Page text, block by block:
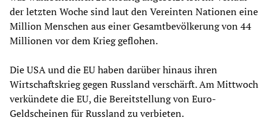
der letzten Woche sind laut den Vereinten Nationen eine
Million Menschen aus einer Gesamtbevölkerung von 44
Millionen vor dem Krieg geflohen.
Die USA und die EU haben darüber hinaus ihren
Wirtschaftskrieg gegen Russland verschärft. Am Mittwoch
verkündete die EU, die Bereitstellung von Euro-
Geldscheinen für Russland zu verbieten.